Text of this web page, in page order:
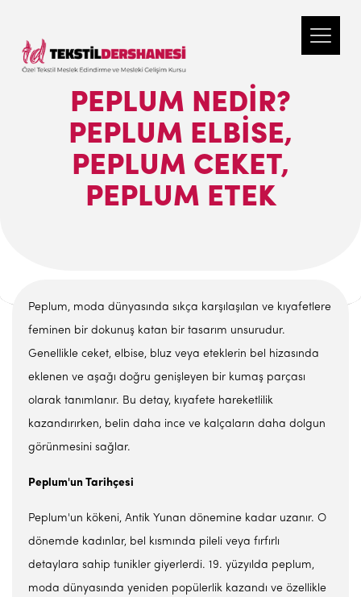
PEPLUM NEDIR?
PEPLUM ELBISE,
PEPLUM CEKET,
PEPLUM ETEK
Peplum, moda dünyasında sıkça karşılaşılan ve kıyafetlere
feminen bir dokunuş katan bir tasarım unsurudur.
Genellikle ceket, elbise, bluz veya eteklerin bel hizasında
eklenen ve aşağı doğru genişleyen bir kumaş parçası
olarak tanımlanır. Bu detay, kıyafete hareketlilik
kazandırırken, belin daha ince ve kalçaların daha dolgun
görünmesini sağlar.
Peplum'un Tarihçesi
Peplum'un kökeni, Antik Yunan dönemine kadar uzanır. O
dönemde kadınlar, bel kısmında pileli veya fırfırlı
detaylara sahip tunikler giyerlerdi. 19. yüzyılda peplum,
moda dünyasında yeniden popülerlik kazandı ve özellikle